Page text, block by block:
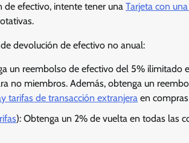
de efectivo, intente tener una Tarjeta con
devolución de efectivo no anual:
un reembolso de efectivo del 5% ilimitado
no miembros. Además, obtenga un
tarifas de transacción extranjera en
): Obtenga un 2% de vuelta en todas las